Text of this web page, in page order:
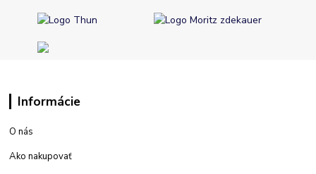
Informácie
O nás
Ako nakupovať